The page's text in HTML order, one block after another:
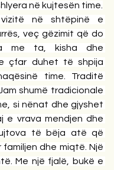
në kujtesën time.
në shtëpinë e
veç gëzimit që do
me ta, kisha dhe
çfar duhet të shpija
time. Traditë
shumë tradicionale
si nënat dhe gjyshet
e vrava mendjen dhe
të bëja atë që
dhe miqtë. Një
Me një fjalë, bukë e